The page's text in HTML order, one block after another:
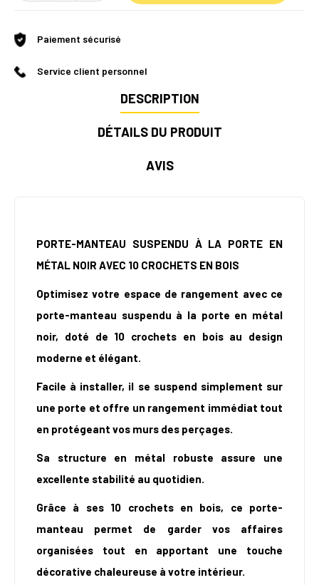
Paiement sécurisé
Service client personnel
DESCRIPTION
DÉTAILS DU PRODUIT
AVIS
PORTE-MANTEAU SUSPENDU À LA PORTE EN
MÉTAL NOIR AVEC 10 CROCHETS EN BOIS
Optimisez votre espace de rangement avec ce
porte-manteau suspendu à la porte en métal
noir, doté de 10 crochets en bois au design
moderne et élégant.
Facile à installer, il se suspend simplement sur
une porte et offre un rangement immédiat tout
en protégeant vos murs des perçages.
Sa structure en métal robuste assure une
excellente stabilité au quotidien.
Grâce à ses 10 crochets en bois, ce porte-
manteau permet de garder vos affaires
organisées tout en apportant une touche
décorative chaleureuse à votre intérieur.